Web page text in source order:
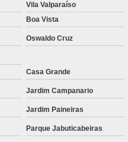
Vila Valparaíso
Boa Vista
Oswaldo Cruz
Casa Grande
Jardim Campanario
Jardim Paineiras
Parque Jabuticabeiras